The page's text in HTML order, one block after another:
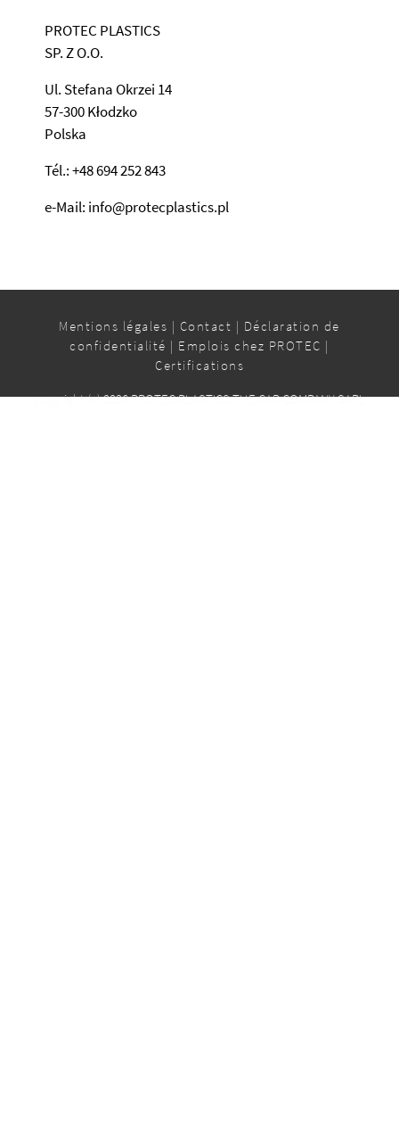
PROTEC PLASTICS
SP. Z O.O.
Ul. Stefana Okrzei 14
57-300 Kłodzko
Polska
Tél.: +48 694 252 843
e-Mail: info@protecplastics.pl
Mentions légales | Contact | Déclaration de
confidentialité | Emplois chez PROTEC |
Certifications
copyright (c) 2026 PROTEC PLASTICS THE CAP COMPANY SARL